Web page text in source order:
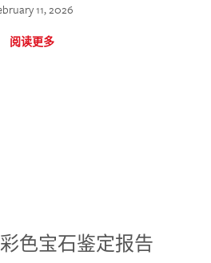
11, 2026
阅读更多
色宝石鉴定报告